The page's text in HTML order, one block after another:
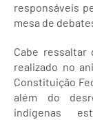
responsáveis
mesa de
Cabe ressaltar
realizado no
Constituição
além do
indígenas